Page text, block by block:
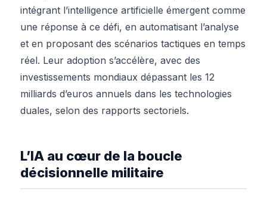
intégrant l’intelligence artificielle émergent comme
une réponse à ce défi, en automatisant l’analyse
et en proposant des scénarios tactiques en temps
réel. Leur adoption s’accélère, avec des
investissements mondiaux dépassant les 12
milliards d’euros annuels dans les technologies
duales, selon des rapports sectoriels.
L’IA au cœur de la boucle
décisionnelle militaire